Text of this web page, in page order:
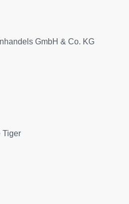
GmbH & Co. KG
Tiger